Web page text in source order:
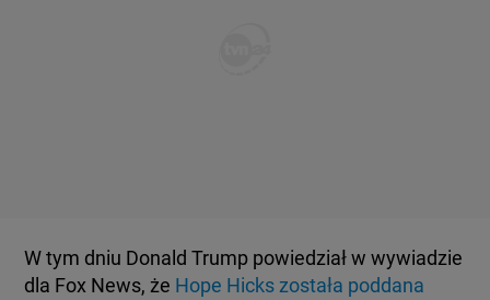
W tym dniu Donald Trump powiedział w wywiadzie
dla Fox News, że Hope Hicks została poddana